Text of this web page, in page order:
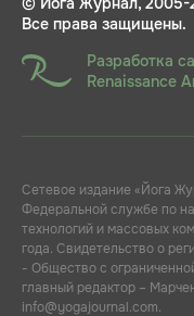
Все права защищены.
Разработка
Renaissance
Сетевое издание «Йога
Федеральной службе по
технологий и массовых
года. Свидетельство о
- Общество с
главный редактор –
info@yogajournal.com.